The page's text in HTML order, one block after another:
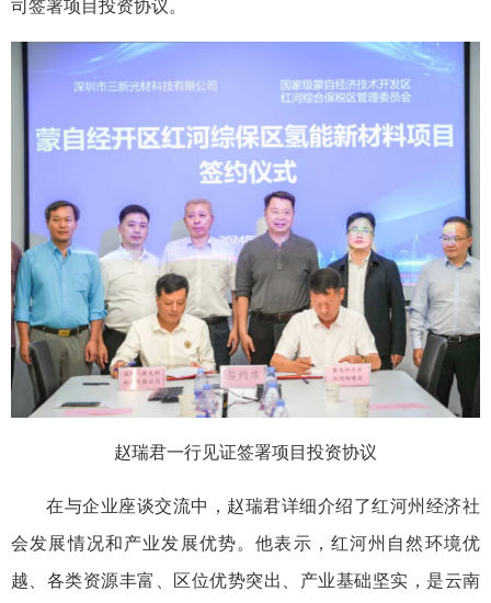
司签署项目投资协议。
赵瑞君一行见证签署项目投资协议
在与企业座谈交流中，赵瑞君详细介绍了红河州经济社
会发展情况和产业发展优势。他表示，红河州自然环境优
越、各类资源丰富、区位优势突出、产业基础坚实，是云南